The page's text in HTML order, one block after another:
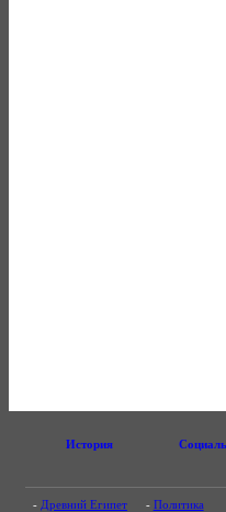
История
- Древний Египет
- Политика